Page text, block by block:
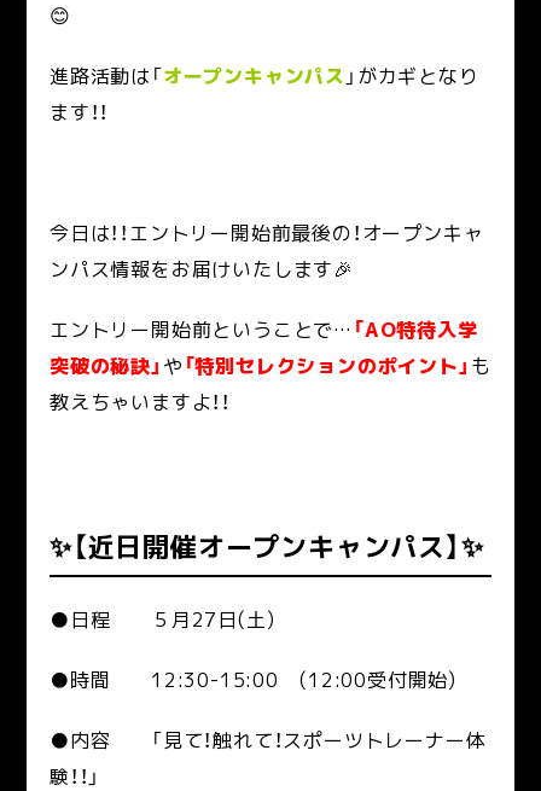
😊
進路活動は「オープンキャンパス 」がカギとなり
ます！！
今日は！！エントリー開始前最後の！オープンキャ
ンパス情報をお届けいたします🎉
エントリー開始前ということで… 「AO特待入学
突破の秘訣」 や 「特別セレクションのポイント」 も
教えちゃいますよ！！
✨【近日開催オープンキャンパス】✨
●日程 ５月27日(土)
●時間 12:30-15:00 (12:00受付開始)
●内容 「見て！触れて！スポーツトレーナー体
験！！」